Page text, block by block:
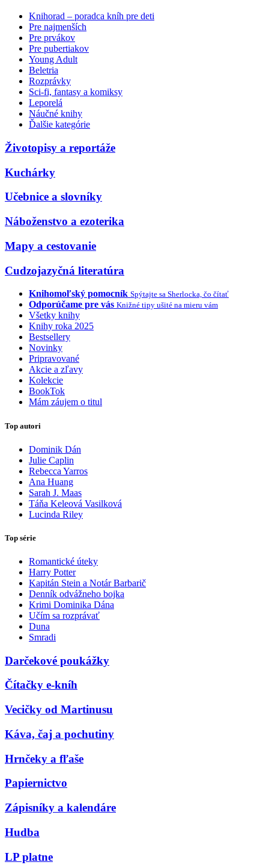
Knihorad – poradca kníh pre deti
Pre najmenších
Pre prvákov
Pre pubertiakov
Young Adult
Beletria
Rozprávky
Sci-fi, fantasy a komiksy
Leporelá
Náučné knihy
Ďalšie kategórie
Životopisy a reportáže
Kuchárky
Učebnice a slovníky
Náboženstvo a ezoterika
Mapy a cestovanie
Cudzojazyčná literatúra
Knihomoľský pomocník Spýtajte sa Sherlocka, čo čítať
Odporúčame pre vás Knižné tipy ušité na mieru vám
Všetky knihy
Knihy roka 2025
Bestsellery
Novinky
Pripravované
Akcie a zľavy
Kolekcie
BookTok
Mám záujem o titul
Top autori
Dominik Dán
Julie Caplin
Rebecca Yarros
Ana Huang
Sarah J. Maas
Táňa Keleová Vasilková
Lucinda Riley
Top série
Romantické úteky
Harry Potter
Kapitán Stein a Notár Barbarič
Denník odvážneho bojka
Krimi Dominika Dána
Učím sa rozprávať
Duna
Smradi
Darčekové poukážky
Čítačky e-kníh
Vecičky od Martinusu
Káva, čaj a pochutiny
Hrnčeky a fľaše
Papiernictvo
Zápisníky a kalendáre
Hudba
LP platne